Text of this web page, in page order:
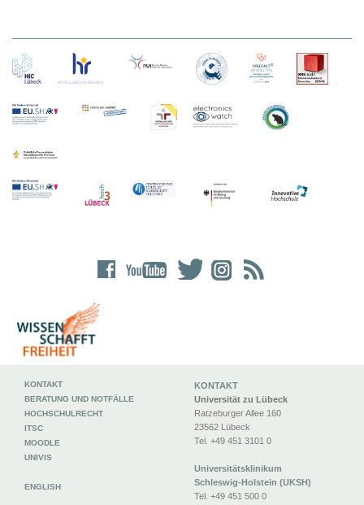
KONTAKT
Universität zu Lübeck
Ratzeburger Allee 160
23562 Lübeck
Tel. +49 451 3101 0
Universitätsklinikum
Schleswig-Holstein (UKSH)
Tel. +49 451 500 0
KONTAKT
BERATUNG UND NOTFÄLLE
HOCHSCHULRECHT
ITSC
MOODLE
UNIVIS
ENGLISH